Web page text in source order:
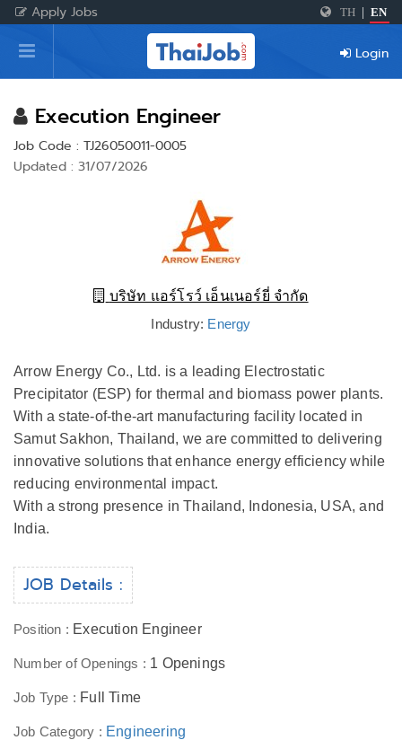
Apply Jobs TH EN
Home
Login
Register
Login
Execution Engineer
Job Code : TJ26050011-0005
Updated : 31/07/2026
บริษัท แอร์โรว์ เอ็นเนอร์ยี่ จำกัด
Industry: Energy
Arrow Energy Co., Ltd. is a leading Electrostatic
Precipitator (ESP) for thermal and biomass power plants.
With a state-of-the-art manufacturing facility located in
Samut Sakhon, Thailand, we are committed to delivering
innovative solutions that enhance energy efficiency while
reducing environmental impact.
With a strong presence in Thailand, Indonesia, USA, and
India.
JOB Details :
Position : Execution Engineer
Number of Openings : 1 Openings
Job Type : Full Time
Job Category : Engineering